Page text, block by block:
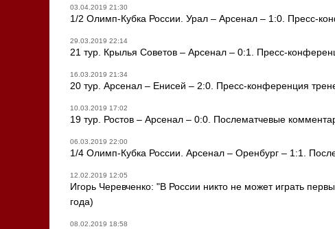
03.04.2019 21:30
1/2 Олимп-Кубка России. Урал – Арсенал – 1:0. Пресс-
29.03.2019 22:14
21 тур. Крылья Советов – Арсенал – 0:1. Пресс-
16.03.2019 21:34
20 тур. Арсенал – Енисей – 2:0. Пресс-конференция
10.03.2019 17:02
19 тур. Ростов – Арсенал – 0:0. Послематчевые
06.03.2019 22:00
1/4 Олимп-Кубка России. Арсенал – Оренбург – 1:1.
12.02.2019 12:05
Игорь Черевченко: "В России никто не может играть
года)
08.02.2019 18:58